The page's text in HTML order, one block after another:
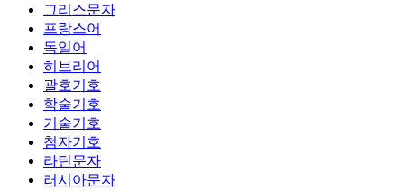
그리스문자
프랑스어
독일어
히브리어
괄호기호
학술기호
기술기호
첨자기호
라틴문자
러시아문자